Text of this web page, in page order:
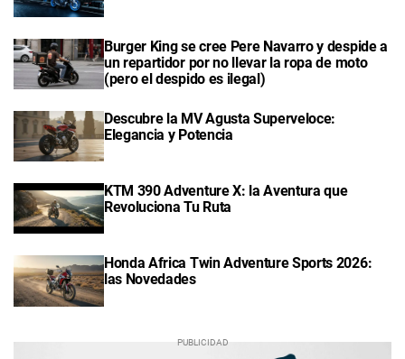
Burger King se cree Pere Navarro y despide a
un repartidor por no llevar la ropa de moto
(pero el despido es ilegal)
Descubre la MV Agusta Superveloce:
Elegancia y Potencia
KTM 390 Adventure X: la Aventura que
Revoluciona Tu Ruta
Honda Africa Twin Adventure Sports 2026:
las Novedades